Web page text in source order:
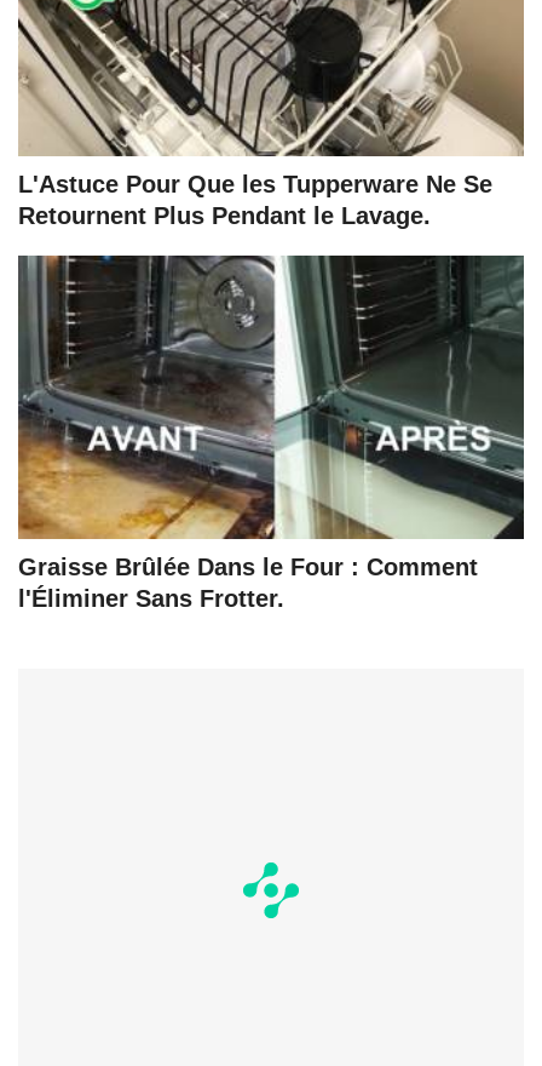
L'Astuce Pour Que les Tupperware Ne Se
Retournent Plus Pendant le Lavage.
Graisse Brûlée Dans le Four : Comment
l'Éliminer Sans Frotter.